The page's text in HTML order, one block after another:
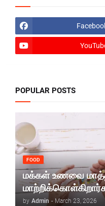
POPULAR POSTS
FOOD
மக்கள் உணவை
by Admin - March 23, 2026